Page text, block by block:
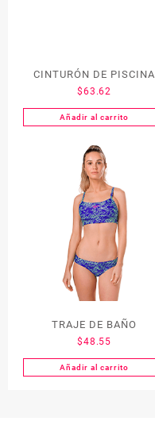
CINTURÓN DE PISCINA
$63.62
Añadir al carrito
TRAJE DE BAÑO
$48.55
Añadir al carrito